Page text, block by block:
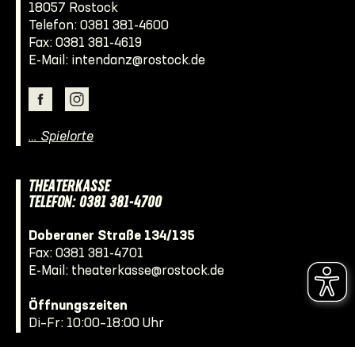
18057 Rostock
Telefon: 0381 381-4600
Fax: 0381 381-4619
E-Mail: intendanz@rostock.de
… Spielorte
THEATERKASSE
TELEFON: 0381 381-4700
Doberaner Straße 134/135
Fax: 0381 381-4701
E-Mail: theaterkasse@rostock.de
Öffnungszeiten
Di–Fr: 10:00–18:00 Uhr